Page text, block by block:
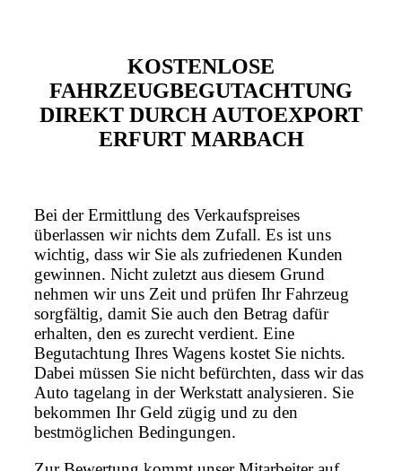
KOSTENLOSE
FAHRZEUGBEGUTACHTUNG
DIREKT DURCH AUTOEXPORT
ERFURT MARBACH
Bei der Ermittlung des Verkaufspreises
überlassen wir nichts dem Zufall. Es ist uns
wichtig, dass wir Sie als zufriedenen Kunden
gewinnen. Nicht zuletzt aus diesem Grund
nehmen wir uns Zeit und prüfen Ihr Fahrzeug
sorgfältig, damit Sie auch den Betrag dafür
erhalten, den es zurecht verdient. Eine
Begutachtung Ihres Wagens kostet Sie nichts.
Dabei müssen Sie nicht befürchten, dass wir das
Auto tagelang in der Werkstatt analysieren. Sie
bekommen Ihr Geld zügig und zu den
bestmöglichen Bedingungen.